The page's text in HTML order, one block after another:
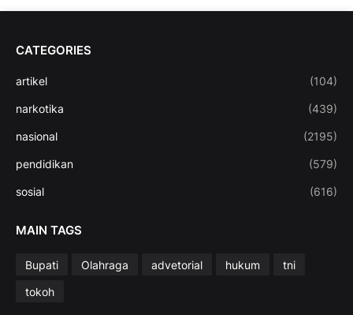
CATEGORIES
artikel (104)
narkotika (439)
nasional (2195)
pendidikan (579)
sosial (616)
MAIN TAGS
Bupati Olahraga advetorial hukum
tni
tokoh